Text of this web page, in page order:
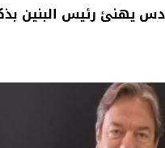
يهنئ رئيس البنين